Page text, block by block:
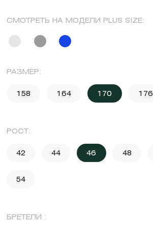
СМОТРЕТЬ НА МОДЕЛИ PLUS SIZE:
РАЗМЕР:
158 164 170 176
РОСТ:
42 44 46 48
54
БРЕТЕЛИ :